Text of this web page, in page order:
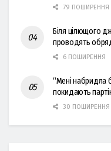
79 ПОШИРЕННЯ
Біля цілющого
проводять
6 ПОШИРЕННЯ
“Мені набридла
покидають
30 ПОШИРЕННЯ